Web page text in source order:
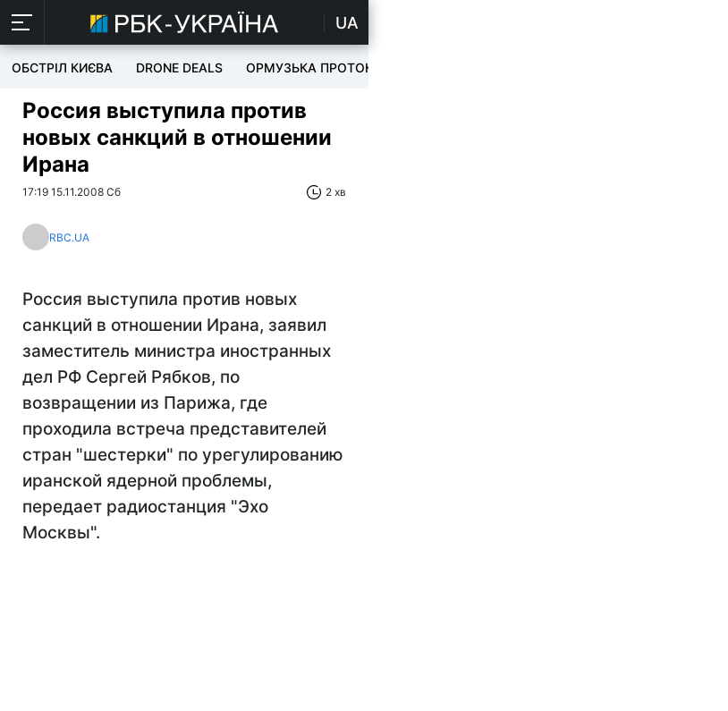
UA
ОБСТРІЛ КИЄВА DRONE DEALS ОРМУЗЬКА ПРОТОКА
Россия выступила против
новых санкций в отношении
Ирана
17:19 15.11.2008 Сб 2 хв
RBC.UA
Россия выступила против новых
санкций в отношении Ирана, заявил
заместитель министра иностранных
дел РФ Сергей Рябков, по
возвращении из Парижа, где
проходила встреча представителей
стран "шестерки" по урегулированию
иранской ядерной проблемы,
передает радиостанция "Эхо
Москвы".